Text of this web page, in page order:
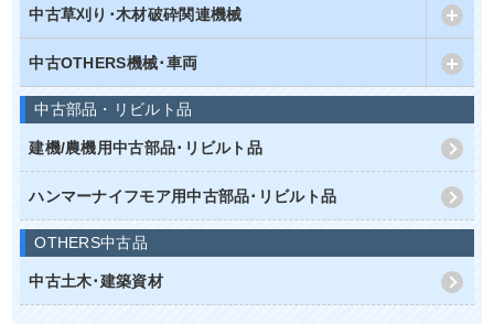
中古草刈り･木材破砕関連機械
中古OTHERS機械･車両
中古部品・リビルト品
建機/農機用中古部品･リビルト品
ハンマーナイフモア用中古部品･リビルト品
OTHERS中古品
中古土木･建築資材